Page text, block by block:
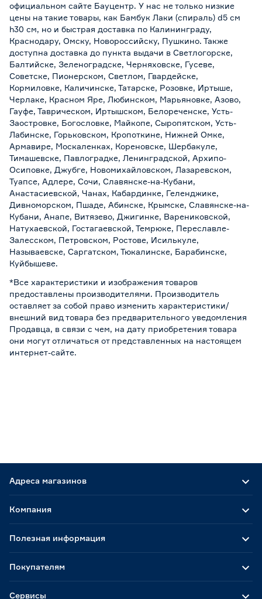
официальном сайте Бауцентр. У нас не только низкие
цены на такие товары, как Бамбук Лаки (спираль) d5 см
h30 см, но и быстрая доставка по Калининграду,
Краснодару, Омску, Новороссийску, Пушкино. Также
доступна доставка до пункта выдачи в Светлогорске,
Балтийске, Зеленоградске, Черняховске, Гусеве,
Советске, Пионерском, Светлом, Гвардейске,
Кормиловке, Каличинске, Татарске, Розовке, Иртыше,
Черлаке, Красном Яре, Любинском, Марьяновке, Азово,
Гауфе, Таврическом, Иртышском, Белореченске, Усть-
Заостровке, Богословке, Майкопе, Сыропятском, Усть-
Лабинске, Горьковском, Кропоткине, Нижней Омке,
Армавире, Москаленках, Кореновске, Шербакуле,
Тимашевске, Павлоградке, Ленинградской, Архипо-
Осиповке, Джубге, Новомихайловском, Лазаревском,
Туапсе, Адлере, Сочи, Славянске-на-Кубани,
Анастасиевской, Чанах, Кабардинке, Геленджике,
Дивноморском, Пшаде, Абинске, Крымске, Славянске-на-
Кубани, Анапе, Витязево, Джигинке, Варениковской,
Натухаевской, Гостагаевской, Темрюке, Переславле-
Залесском, Петровском, Ростове, Исилькуле,
Называевске, Саргатском, Тюкалинске, Барабинске,
Куйбышеве.
*Все характеристики и изображения товаров
предоставлены производителями. Производитель
оставляет за собой право изменить характеристики/
внешний вид товара без предварительного уведомления
Продавца, в связи с чем, на дату приобретения товара
они могут отличаться от представленных на настоящем
интернет-сайте.
Адреса магазинов
Компания
Полезная информация
Покупателям
Сервисы